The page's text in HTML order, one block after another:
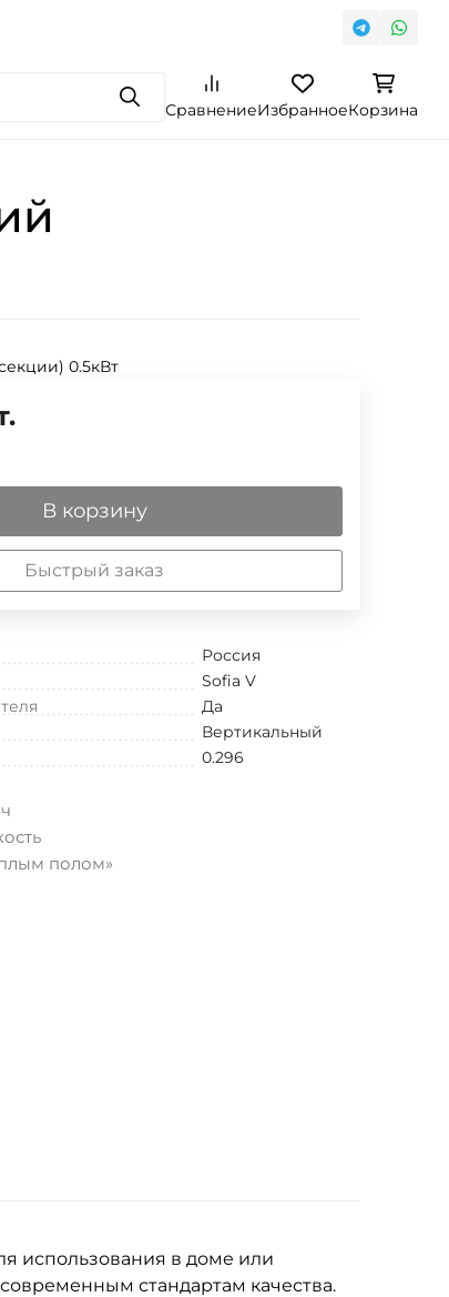
ПоискСравнениеИзбранноеКорзина
0.5кВт
В корзину
Быстрый заказ
Россия
Sofia V
Да
Вертикальный
0.296
полом»
использования в доме или
стандартам качества.